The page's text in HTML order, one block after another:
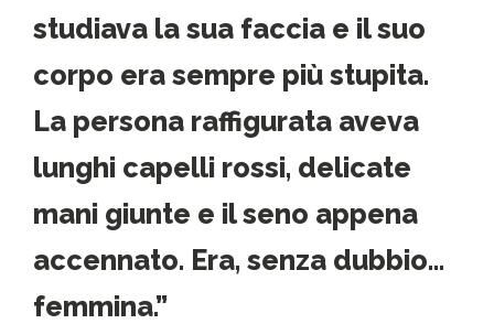
studiava la sua faccia e il suo
corpo era sempre più stupita.
La persona raffigurata aveva
lunghi capelli rossi, delicate
mani giunte e il seno appena
accennato. Era, senza dubbio…
femmina.”